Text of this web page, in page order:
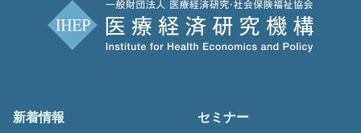
新着情報
セミナー